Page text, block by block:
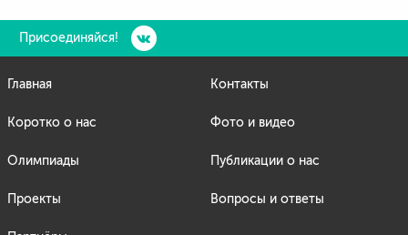
Присоединяйся!
Главная
Коротко о нас
Олимпиады
Проекты
Контакты
Фото и видео
Публикации о нас
Вопросы и ответы